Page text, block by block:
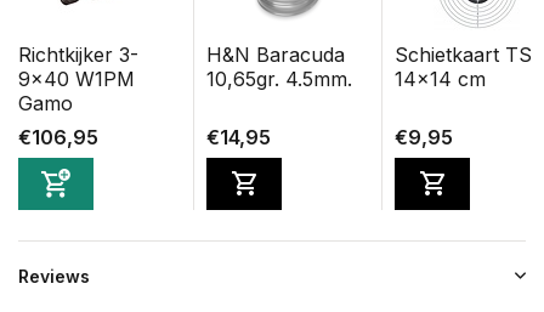
Richtkijker 3-
9x40 W1PM
Gamo
€106,95
H&N Baracuda
10,65gr. 4.5mm.
€14,95
Schietkaart TS
14x14 cm
€9,95
Reviews